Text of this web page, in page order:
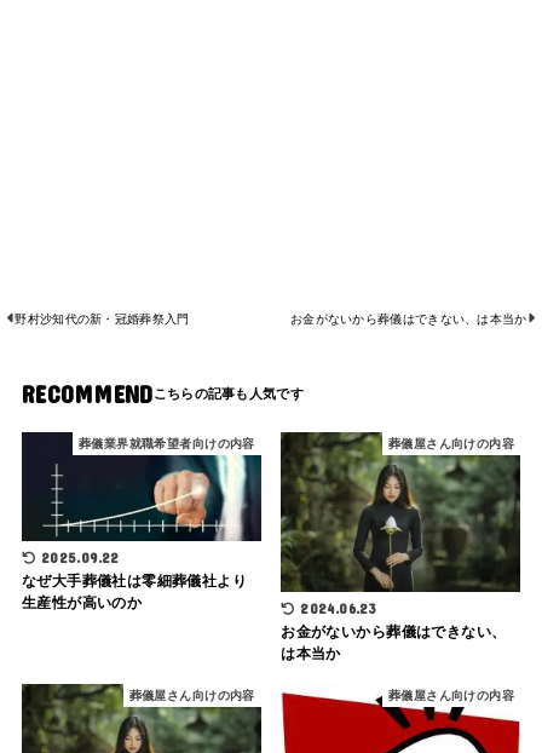
野村沙知代の新・冠婚葬祭入門 お金がないから葬儀はできない、は本当か
RECOMMEND
葬儀業界就職希望者向けの内容
2025.09.22
なぜ大手葬儀社は零細葬儀社より
生産性が高いのか
葬儀屋さん向けの内容
2024.06.23
お金がないから葬儀はできない、
は本当か
葬儀屋さん向けの内容 葬儀屋さん向けの内容